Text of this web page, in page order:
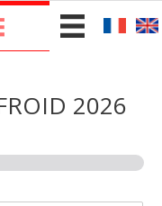
2026